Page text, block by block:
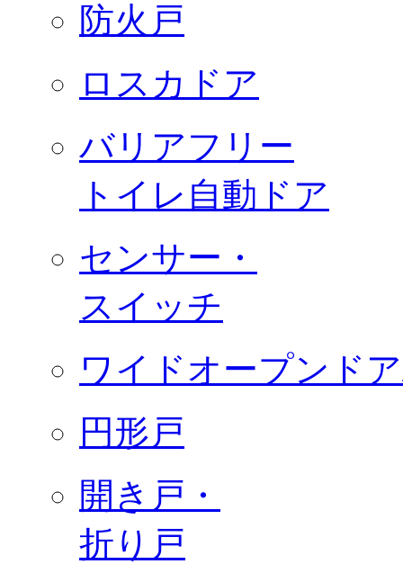
防火戸
ロスカドア
バリアフリー
トイレ自動ドア
センサー・
スイッチ
ワイドオープンド
円形戸
開き戸・
折り戸